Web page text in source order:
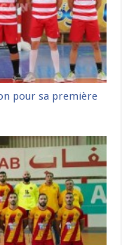
pour sa première